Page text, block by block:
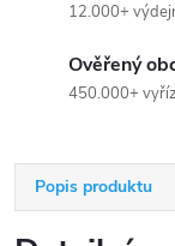
12.000+
Ověřený
450.000+
Popis produktu